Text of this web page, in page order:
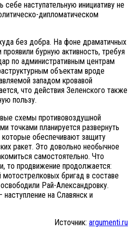
наступательную инициативу не
дипломатическом
без добра. На фоне драматичных
бурную активность, требуя
по административным центрам
объектам вроде
западом кровавой
что действия Зеленского также
пользу.
схемы противовоздушной
точками планируется развернуть
обеспечивают защиту
ракет. Это довольно необычное
самостоятельно. Что
то продвижение продолжается:
бригад в составе
Рай-Александровку.
на Славянск и
Источник: argumenti.ru